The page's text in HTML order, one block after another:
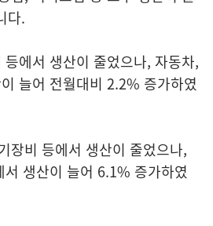
다.
에서 생산이 줄었으나, 자동차,
늘어 전월대비 2.2% 증가하였
장비 등에서 생산이 줄었으나,
생산이 늘어 6.1% 증가하였